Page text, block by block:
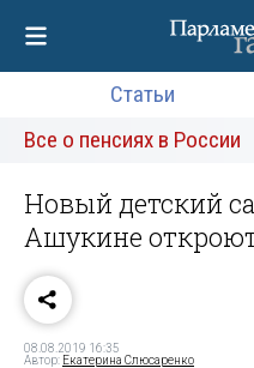
Статьи
Все о пенсиях в России
Новый детский
Ашукине
08.08.2019 16:35
Автор: Екатерина Слюсаренко